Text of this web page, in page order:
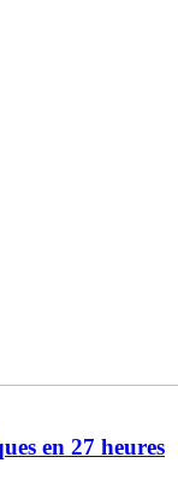
en 27 heures